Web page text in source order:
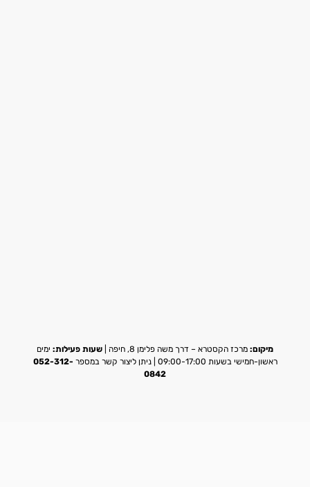
מיקום: מרכז הקסטרא – דרך משה פלימן 8, חיפה | שעות פעילות: ימים
ראשון-חמישי בשעות 09:00-17:00 | ניתן ליצור קשר במספר
052-312-
0842